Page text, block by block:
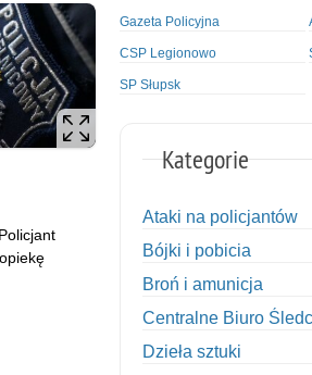
Gazeta Policyjna
CSP Legionowo
SP Słupsk
Kategorie
Ataki na policjantów
Bójki i pobicia
Broń i amunicja
Centralne Biuro
Dzieła sztuki